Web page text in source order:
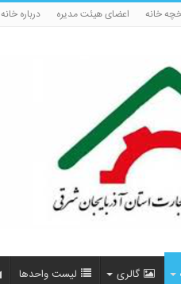
خانه اعضای هیئت مدیره درباره خانه
گالری لیست واحدها